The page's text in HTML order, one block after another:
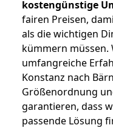
kostengünstige
fairen Preisen,
als die wichtigen
kümmern
umfangreiche
Konstanz nach
Größenordnung
garantieren, dass
passende Lösung